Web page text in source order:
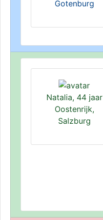
Gotenburg
Natalia, 44 jaar
Oostenrijk,
Salzburg